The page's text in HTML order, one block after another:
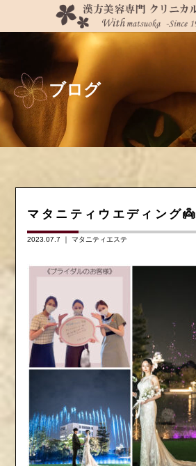
ブログ
マタニティウエディング👼
2023.07.7 ｜マタニティエステ